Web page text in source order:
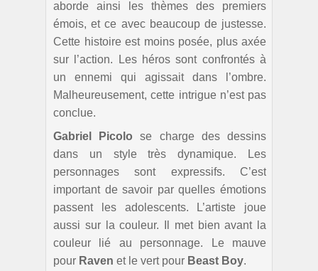
aborde ainsi les thèmes des premiers
émois, et ce avec beaucoup de justesse.
Cette histoire est moins posée, plus axée
sur l’action. Les héros sont confrontés à
un ennemi qui agissait dans l’ombre.
Malheureusement, cette intrigue n’est pas
conclue.
Gabriel Picolo se charge des dessins
dans un style très dynamique. Les
personnages sont expressifs. C’est
important de savoir par quelles émotions
passent les adolescents. L’artiste joue
aussi sur la couleur. Il met bien avant la
couleur lié au personnage. Le mauve
pour Raven et le vert pour Beast Boy.